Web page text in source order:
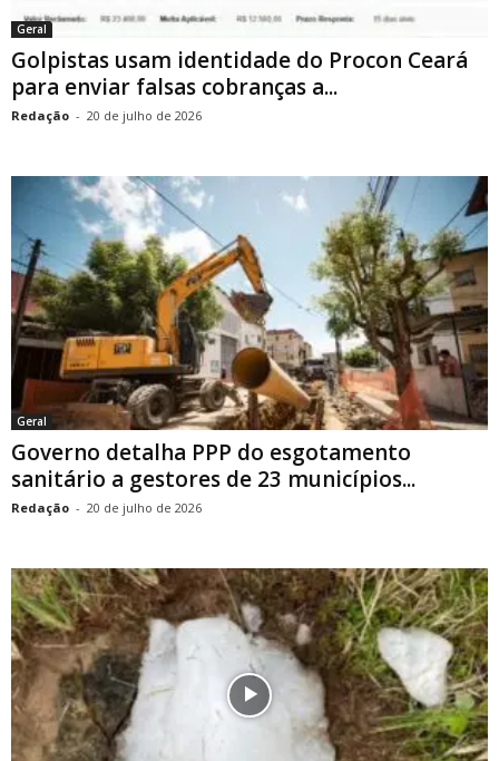
Geral
Golpistas usam identidade do Procon Ceará
para enviar falsas cobranças a...
Redação - 20 de julho de 2026
Geral
Governo detalha PPP do esgotamento
sanitário a gestores de 23 municípios...
Redação - 20 de julho de 2026